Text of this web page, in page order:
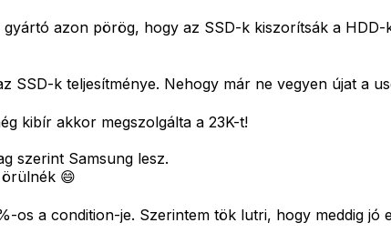
azon pörög, hogy az SSD-k kiszorítsák a
k teljesítménye. Nehogy már ne vegyen újat a
kibír akkor megszolgálta a 23K-t!
szerint Samsung lesz.
😄
os a condition-je. Szerintem tök lutri, hogy meddig jó